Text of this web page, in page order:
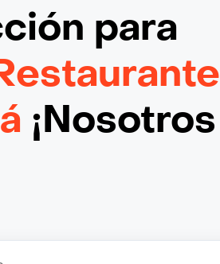
para
¡Nosotros